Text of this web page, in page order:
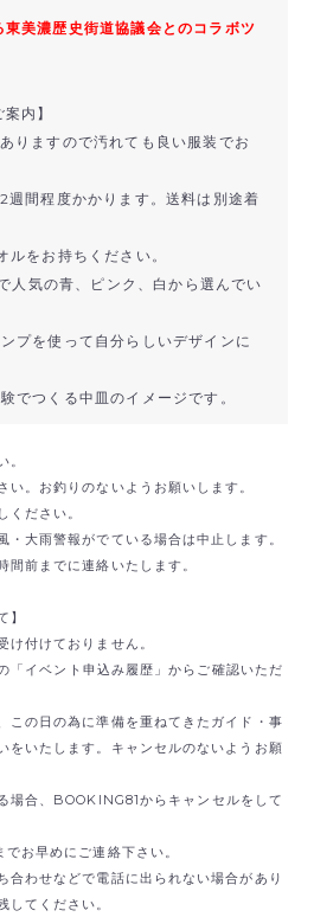
美濃歴史街道協議会とのコラボツ
内】
りますので汚れても良い服装でお
週間程度かかります。送料は別途着
をお持ちください。
気の青、ピンク、白から選んでい
プを使って自分らしいデザインに
でつくる中皿のイメージです。
。
い。お釣りのないようお願いします。
ください。
・大雨警報がでている場合は中止します。
前までに連絡いたします。
】
け付けておりません。
「イベント申込み履歴」からご確認いただ
この日の為に準備を重ねてきたガイド・事
をいたします。キャンセルのないようお願
場合、BOOKING81からキャンセルをして
早めにご連絡下さい。
わせなどで電話に出られない場合があり
してください。